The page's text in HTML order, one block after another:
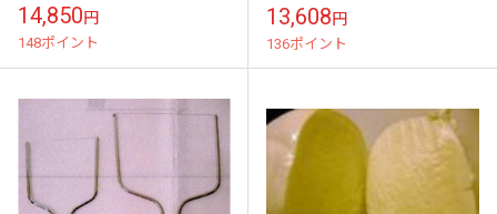
14,850円
148ポイント
ハード・チーズ 量り売り商
品 約6300円
13,608円
136ポイント